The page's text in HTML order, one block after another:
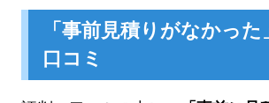
「事前見積りがなかった
口コミ